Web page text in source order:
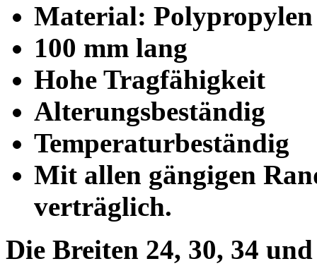
Material: Polypropylen
100 mm lang
Hohe Tragfähigkeit
Alterungsbeständig
Temperaturbeständig
Mit allen gängigen
verträglich.
Die Breiten 24, 30, 34